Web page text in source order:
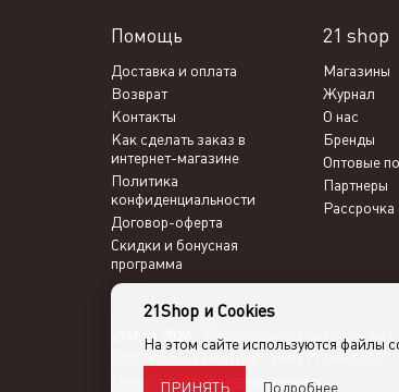
21 shop
Магазины
Журнал
О нас
Бренды
Оптовые
Партнеры
Рассрочка
Помощь
Доставка и оплата
Возврат
Контакты
Как сделать заказ в
интернет-магазине
Политика
конфиденциальности
Договор-оферта
Скидки и бонусная
программа
21shop 2026 -
Интернет-магазин одежды с
ООО "Кольца Нептуна", ИНН 7716866266
Политика конфиденциальности
21Shop и Cookies
На этом сайте используются файлы
ПРИНЯТЬ Подробнее